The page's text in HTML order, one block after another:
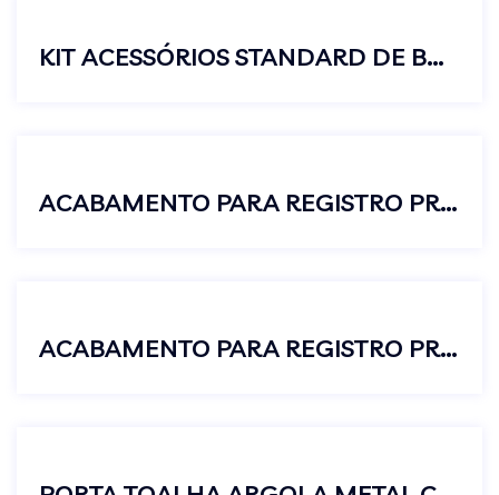
KIT ACESSÓRIOS STANDARD DE BANHEIRO 5 PEÇAS METAL E INOX
ACABAMENTO PARA REGISTRO PRESSÃO GAVETA PADRÃO DECA C42 3/4
ACABAMENTO PARA REGISTRO PRESSÃO GAVETA PADRÃO DECA C62 1 1/2